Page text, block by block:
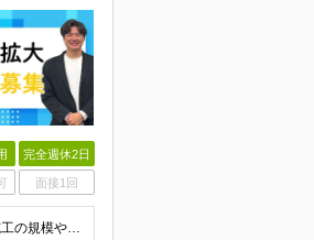
完全週休2日
面接1回
【業界未経験歓迎！20代～40代活躍中】 ◆何かしらの施工管理経験をお持ちの方（施工の規模や年数は不問） ※工務店での経験も大歓迎です！ ※学歴不問 ～このような方にオススメです～ ・ゼロベースで空